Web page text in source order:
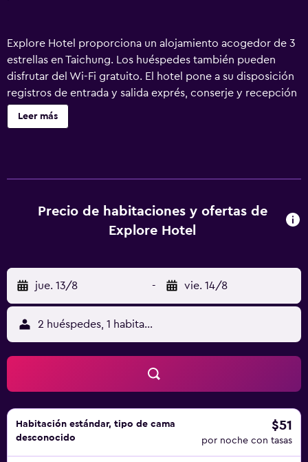
Explore Hotel proporciona un alojamiento acogedor de 3
estrellas en Taichung. Los huéspedes también pueden
disfrutar del Wi-Fi gratuito. El hotel pone a su disposición
registros de entrada y salida exprés, conserje y recepción
24 horas. Además, hay un ascensor, un mostrador turístico
y servicio de habitaciones. El hotel cuenta con
Fengjia Night Market, que queda a solamente 20 minutos
andando. Providence University está a solo un breve
Leer más
Precio de habitaciones y ofertas de
Explore Hotel
jue. 13/8 - vie. 14/8
2 huéspedes, 1 habitación
Habitación estándar, tipo de cama
desconocido
$51
por noche con tasas